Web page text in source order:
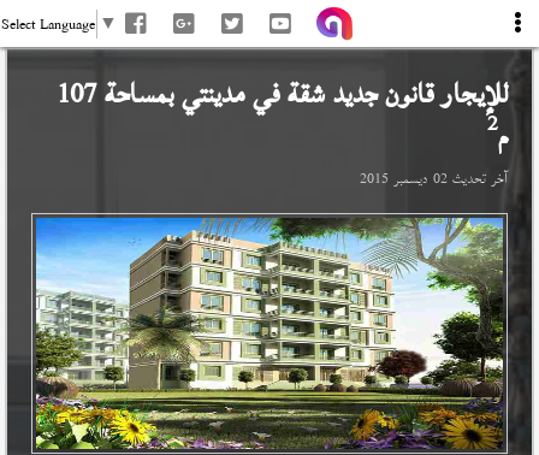
Select Language ▼
للإيجار قانون جديد شقة فيمدينتي بمساحة 107
م2
آخر تحديث02 ديسمبر 2015